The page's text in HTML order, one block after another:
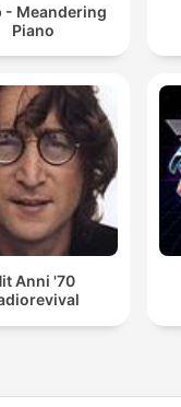
- Meandering
Piano
Anni '70